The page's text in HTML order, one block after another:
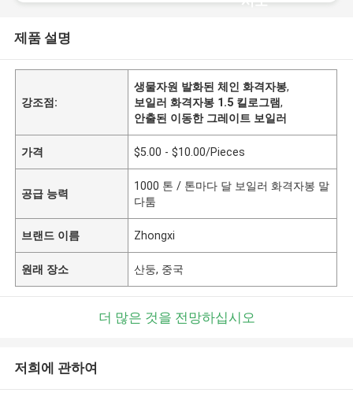
제품 설명
강조점:
생물자원 발화된 체인 화격자봉,
보일러 화격자봉 1.5 킬로그램,
안출된 이동한 그레이트 보일러
가격 $5.00 - $10.00/Pieces
공급 능력
1000 톤 / 톤마다 달 보일러 화격자봉 말
다툼
브랜드 이름 Zhongxi
원래 장소 산둥, 중국
더 많은 것을 전망하십시오
저희에 관하여